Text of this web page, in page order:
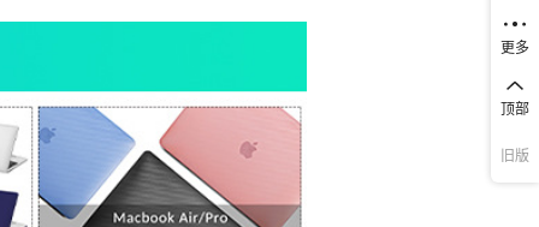
更多
顶部
旧版